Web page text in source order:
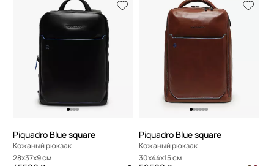
Piquadro Blue square
Кожаный рюкзак
28x37x9 см
Piquadro Blue square
Кожаный рюкзак
30x44x15 см